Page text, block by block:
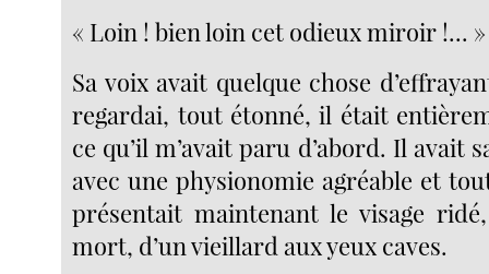
« Loin ! bien loin cet odieux miroir !... »
Sa voix avait quelque chose
regardai, tout étonné, il était
ce qu’il m’avait paru d’abord. Il avait
avec une physionomie agréable et
présentait maintenant le visage
mort, d’un vieillard aux yeux caves.